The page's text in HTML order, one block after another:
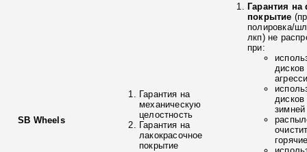
SB Wheels
Гарантия на
механическую
целостность
Гарантия на
лакокрасочное
покрытие
Гарантия
покрытие
полировка/
лкп) не
при:
зимней